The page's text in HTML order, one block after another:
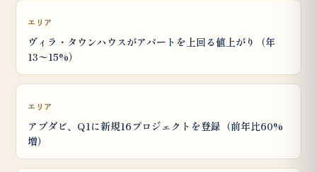
エリア
ヴィラ・タウンハウスがアパートを上回る値上がり（年
13〜15%）
エリア
アブダビ、Q1に新規16プロジェクトを登録（前年比60%
増）